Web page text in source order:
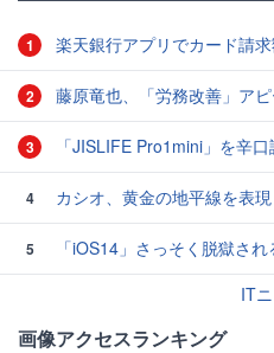
1 楽天銀行アプリでカード請求
2 藤原竜也、「労務改善」ア
3 「JISLIFE Pro1mini」を辛口
4 カシオ、黄金の地平線を表現したG-
5
「iOS14」さっそく脱獄され
IT
画像アクセスランキング